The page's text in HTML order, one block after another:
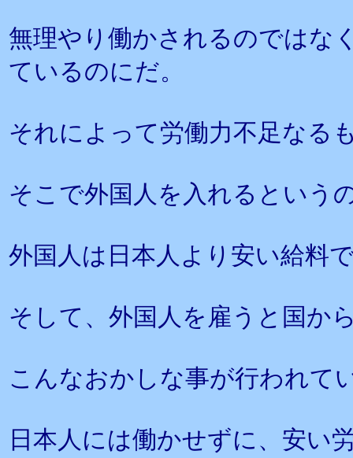
無理やり働かされるのではな
ているのにだ。
それによって労働力不足なる
そこで外国人を入れるという
外国人は日本人より安い給料
そして、外国人を雇うと国か
こんなおかしな事が行われて
日本人には働かせずに、安い